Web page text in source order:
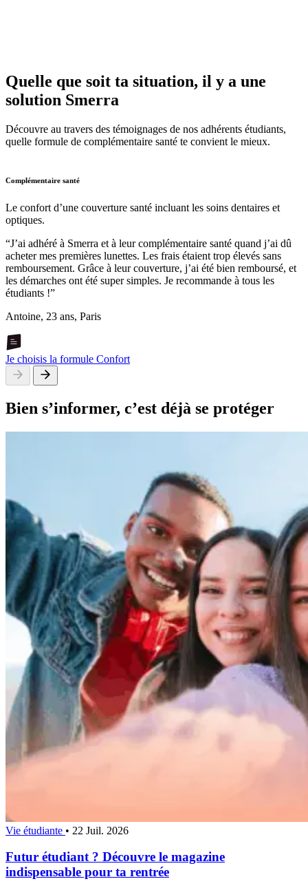
Quelle que soit ta situation, il y a une
solution Smerra
Découvre au travers des témoignages de nos adhérents étudiants,
quelle formule de complémentaire santé te convient le mieux.
Complémentaire santé
Le confort d’une couverture santé incluant les soins dentaires et
optiques.
“J’ai adhéré à Smerra et à leur complémentaire santé quand j’ai dû
acheter mes premières lunettes. Les frais étaient trop élevés sans
remboursement. Grâce à leur couverture, j’ai été bien remboursé, et
les démarches ont été super simples. Je recommande à tous les
étudiants !”
Antoine, 23 ans, Paris
Je choisis la formule Confort
Bien s’informer, c’est déjà se protéger
Vie étudiante • 22 Juil. 2026
Futur étudiant ? Découvre le magazine
indispensable pour ta rentrée